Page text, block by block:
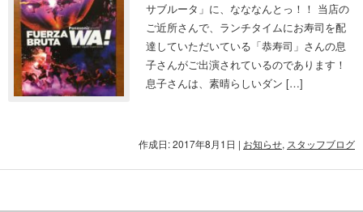
サブルータ」に、なななんとっ！！ 当店の
ご近所さんで、ランチタイムにお寿司を配
達していただいている「恭寿司」さんの息
子さんがご出演されているのであります！
息子さんは、素晴らしいダン […]
作成日: 2017年8月1日 | お知らせ, スタッフブログ